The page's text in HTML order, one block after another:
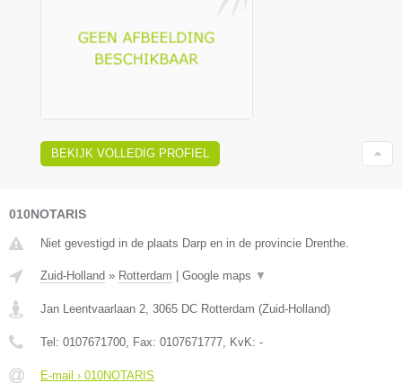
BEKIJK VOLLEDIG PROFIEL
010NOTARIS
Niet gevestigd in de plaats Darp en in de provincie Drenthe.
Zuid-Holland » Rotterdam | Google maps ▼
Jan Leentvaarlaan 2 3065 DC Rotterdam (Zuid-Holland)
Tel: 0107671700 , Fax: 0107671777 , KvK: -
E-mail › 010NOTARIS